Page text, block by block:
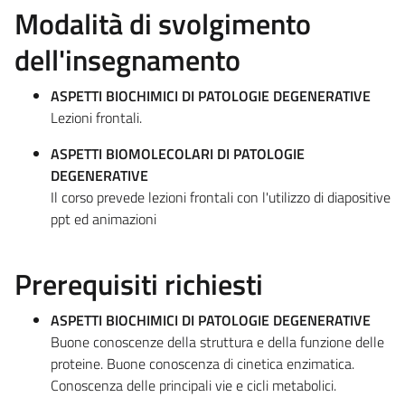
Modalità di svolgimento
dell'insegnamento
ASPETTI BIOCHIMICI DI PATOLOGIE DEGENERATIVE
Lezioni frontali.
ASPETTI BIOMOLECOLARI DI PATOLOGIE
DEGENERATIVE
Il corso prevede lezioni frontali con l'utilizzo di diapositive
ppt ed animazioni
Prerequisiti richiesti
ASPETTI BIOCHIMICI DI PATOLOGIE DEGENERATIVE
Buone conoscenze della struttura e della funzione delle
proteine. Buone conoscenza di cinetica enzimatica.
Conoscenza delle principali vie e cicli metabolici.